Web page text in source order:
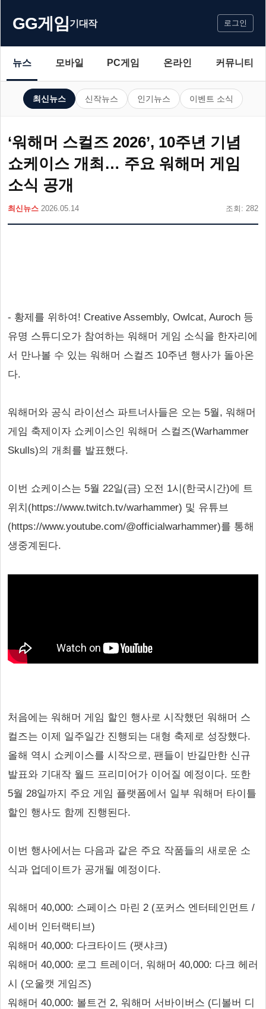
GG게임기대작 로그인
뉴스 모바일 PC게임 온라인 커뮤니티
최신뉴스 신작뉴스 인기뉴스 이벤트 소식
‘워해머 스컬즈 2026’, 10주년 기념
쇼케이스 개최… 주요 워해머 게임
소식 공개
최신뉴스 2026.05.14 조회: 282
- 황제를 위하여! Creative Assembly, Owlcat, Auroch 등
유명 스튜디오가 참여하는 워해머 게임 소식을 한자리에
서 만나볼 수 있는 워해머 스컬즈 10주년 행사가 돌아온
다.
워해머와 공식 라이선스 파트너사들은 오는 5월, 워해머
게임 축제이자 쇼케이스인 워해머 스컬즈(Warhammer
Skulls)의 개최를 발표했다.
이번 쇼케이스는 5월 22일(금) 오전 1시(한국시간)에 트
위치(https://www.twitch.tv/warhammer) 및 유튜브
(https://www.youtube.com/@officialwarhammer)를 통해
생중계된다.
처음에는 워해머 게임 할인 행사로 시작했던 워해머 스
컬즈는 이제 일주일간 진행되는 대형 축제로 성장했다.
올해 역시 쇼케이스를 시작으로, 팬들이 반길만한 신규
발표와 기대작 월드 프리미어가 이어질 예정이다. 또한
5월 28일까지 주요 게임 플랫폼에서 일부 워해머 타이틀
할인 행사도 함께 진행된다.
이번 행사에서는 다음과 같은 주요 작품들의 새로운 소
식과 업데이트가 공개될 예정이다.
워해머 40,000: 스페이스 마린 2 (포커스 엔터테인먼트 /
세이버 인터랙티브)
워해머 40,000: 다크타이드 (팻샤크)
워해머 40,000: 로그 트레이더, 워해머 40,000: 다크 헤러
시 (오울캣 게임즈)
워해머 40,000: 볼트건 2, 워해머 서바이버스 (디볼버 디